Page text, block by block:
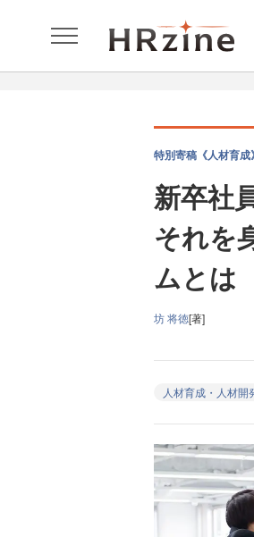
特別寄稿《人材育
新卒社
それを
ムとは
坊 将徳[著]
人材育成・人材開